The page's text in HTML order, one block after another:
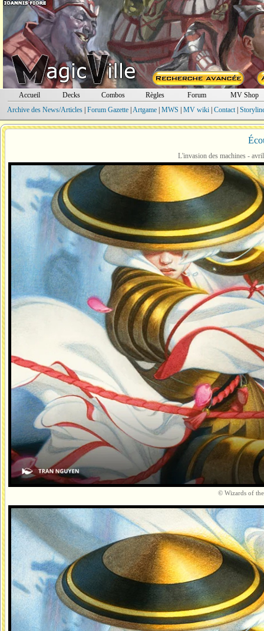
Accueil Decks Combos Règles Forum
MV Shop
Archive des News/Articles| Forum Gazette| Artgame| MWS MV wiki| Contact|
L'invasion des machines -
© Wizards of